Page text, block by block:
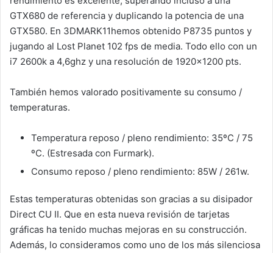
GTX680 de referencia y duplicando la potencia de una
GTX580. En 3DMARK11hemos obtenido P8735 puntos y
jugando al Lost Planet 102 fps de media. Todo ello con un
i7 2600k a 4,6ghz y una resolución de 1920×1200 pts.
También hemos valorado positivamente su consumo /
temperaturas.
Temperatura reposo / pleno rendimiento: 35ºC / 75
ºC. (Estresada con Furmark).
Consumo reposo / pleno rendimiento: 85W / 261w.
Estas temperaturas obtenidas son gracias a su disipador
Direct CU II. Que en esta nueva revisión de tarjetas
gráficas ha tenido muchas mejoras en su construcción.
Además, lo consideramos como uno de los más silenciosa